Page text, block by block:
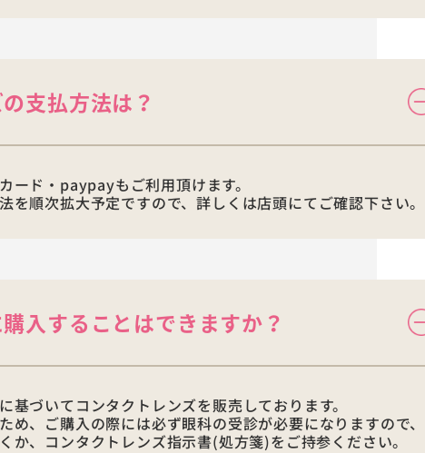
支払方法は？
ード・paypayもご利用頂けます。
を順次拡大予定ですので、詳しくは店頭にてご確認下さい。
入することはできますか？
基づいてコンタクトレンズを販売しております。
め、ご購入の際には必ず眼科の受診が必要になりますので、
か、コンタクトレンズ指示書(処方箋)をご持参ください。